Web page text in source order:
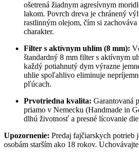
ošetrená žiadnym agresívnym
lakom. Povrch dreva je chránený
rastlinným olejom, čím si
charakter.
Filter s aktívnym uhlím (8 mm):
štandardný 8 mm filter s aktívnym
každý potiahnutý dym výrazne
uhlie spoľahlivo eliminuje
pľúcach.
Prvotriedna kvalita: Garantovaná
priamo v Nemecku (Handmade in
dlhú životnosť a presné lícovanie
Upozornenie: Predaj fajčiarskych potrieb
osobám starším ako 18 rokov.